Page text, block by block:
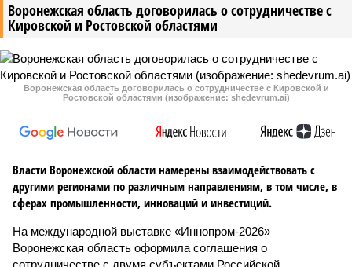
Воронежская область договорилась о сотрудничестве с
Кировской и Ростовской областями
Воронежская область договорилась о сотрудничестве с Кировской и
Ростовской областями (изображение: shedevrum.ai)
Власти Воронежской области намерены взаимодействовать с
другими регионами по различным направлениям, в том числе, в
сферах промышленности, инноваций и инвестиций.
На международной выставке «Иннопром-2026»
Воронежская область оформила соглашения о
сотрудничестве с двумя субъектами Российской